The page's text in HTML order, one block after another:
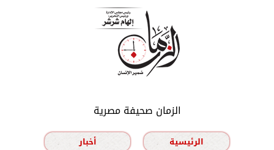
الزمان صحيفة مصرية
الرئيسية
أخبار